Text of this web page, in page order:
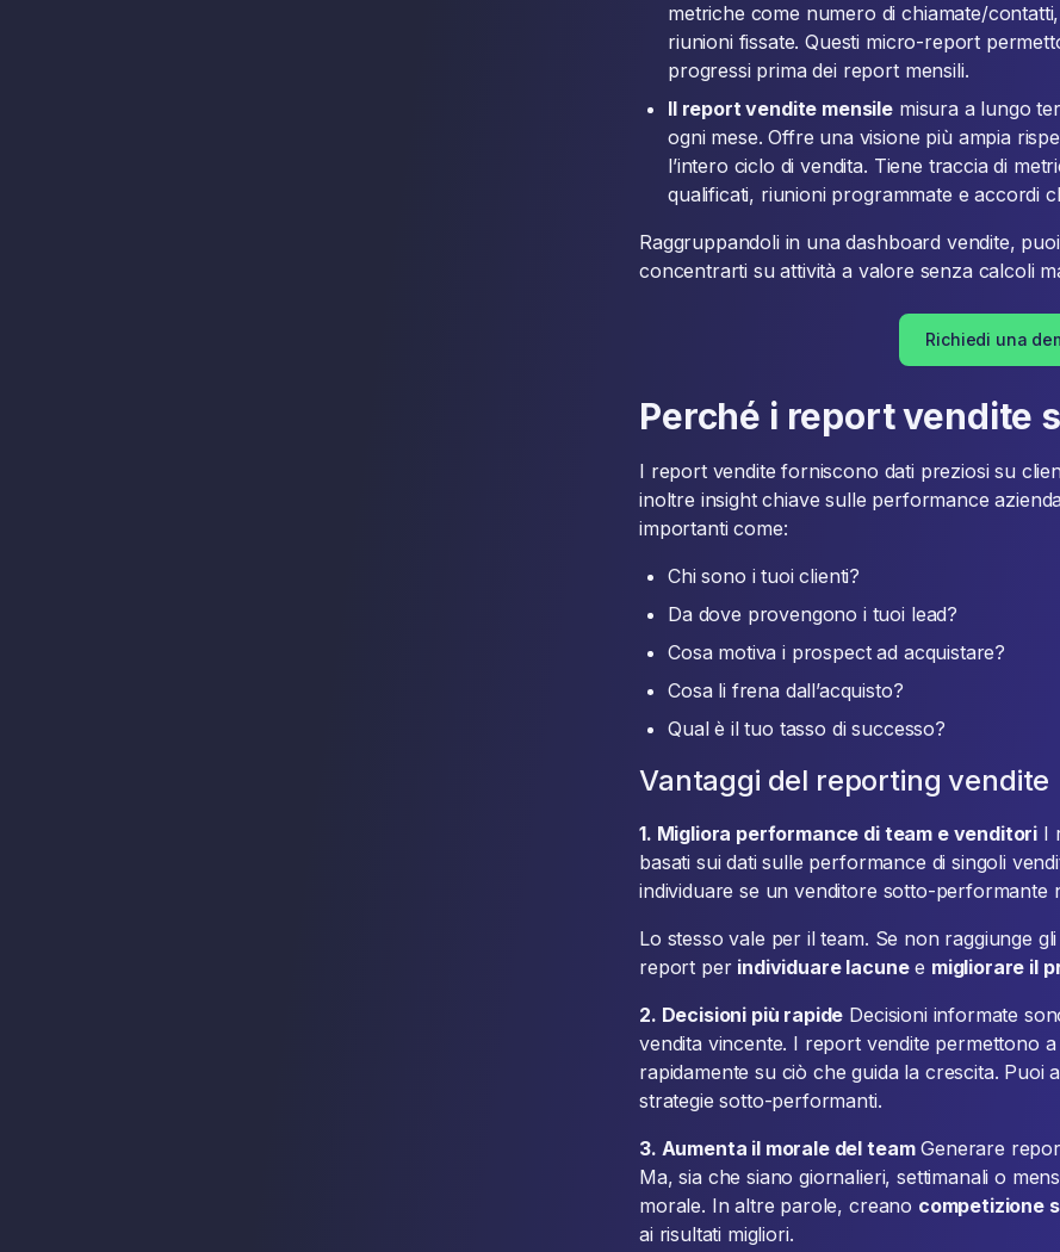
metriche come numero di chiamate/
riunioni fissate. Questi micro-report
progressi prima dei report mensili.
Il report vendite mensile misura a lungo
ogni mese. Offre una visione più ampia
l’intero ciclo di vendita. Tiene traccia di
qualificati, riunioni programmate e accordi
Raggruppandoli in una dashboard vendite,
concentrarti su attività a valore senza calcoli
Richiedi una
Perché i report vendite
I report vendite forniscono dati preziosi su
inoltre insight chiave sulle performance
importanti come:
Chi sono i tuoi clienti?
Da dove provengono i tuoi lead?
Cosa motiva i prospect ad acquistare?
Cosa li frena dall’acquisto?
Qual è il tuo tasso di successo?
Vantaggi del reporting vendite
1. Migliora performance di team e venditori I
basati sui dati sulle performance di singoli
individuare se un venditore sotto-performante
Lo stesso vale per il team. Se non raggiunge
report per individuare lacunee migliorare il
2. Decisioni più rapide Decisioni informate
vendita vincente. I report vendite permettono
rapidamente su ciò che guida la crescita. Puoi
strategie sotto-performanti.
3. Aumenta il morale del teamGenerare
Ma, sia che siano giornalieri, settimanali o
morale. In altre parole, creano competizione
ai risultati migliori.